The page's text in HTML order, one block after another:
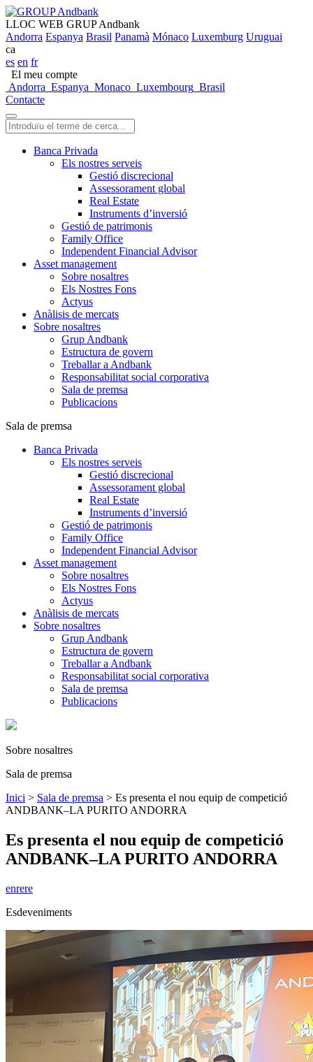
LLOC WEB GRUP Andbank
Andorra Espanya Brasil Panamà Mónaco Luxemburg Uruguai
ca
es en fr
El meu compte
Andorra Espanya Monaco Luxembourg Brasil
Contacte
Banca Privada
Els nostres serveis
Gestió discrecional
Assessorament global
Real Estate
Instruments d’inversió
Gestió de patrimonis
Family Office
Independent Financial Advisor
Asset management
Sobre nosaltres
Els Nostres Fons
Actyus
Anàlisis de mercats
Sobre nosaltres
Grup Andbank
Estructura de govern
Treballar a Andbank
Responsabilitat social corporativa
Sala de premsa
Publicacions
Sala de premsa
Banca Privada
Els nostres serveis
Gestió discrecional
Assessorament global
Real Estate
Instruments d’inversió
Gestió de patrimonis
Family Office
Independent Financial Advisor
Asset management
Sobre nosaltres
Els Nostres Fons
Actyus
Anàlisis de mercats
Sobre nosaltres
Grup Andbank
Estructura de govern
Treballar a Andbank
Responsabilitat social corporativa
Sala de premsa
Publicacions
Sobre nosaltres
Sala de premsa
Inici > Sala de premsa > Es presenta el nou equip de competició
ANDBANK–LA PURITO ANDORRA
Es presenta el nou equip de competició
ANDBANK–LA PURITO ANDORRA
enrere
Esdeveniments